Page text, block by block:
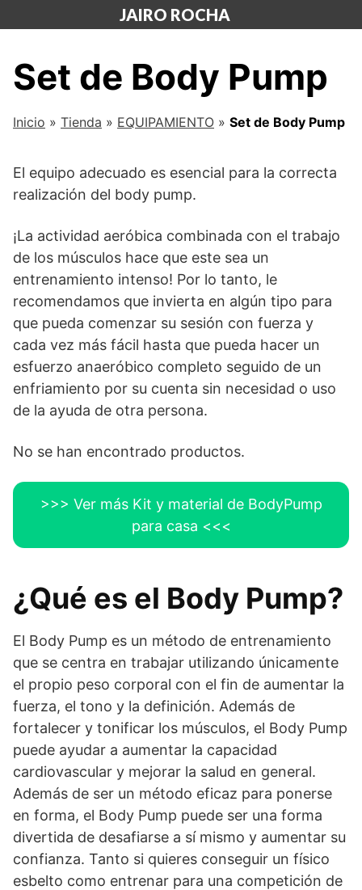
al
JAIRO ROCHA
Set de Body Pump
Inicio » Tienda » EQUIPAMIENTO » Set de Body Pump
El equipo adecuado es esencial para la correcta
realización del body pump.
¡La actividad aeróbica combinada con el trabajo
de los músculos hace que este sea un
entrenamiento intenso! Por lo tanto, le
recomendamos que invierta en algún tipo para
que pueda comenzar su sesión con fuerza y
cada vez más fácil hasta que pueda hacer un
esfuerzo anaeróbico completo seguido de un
enfriamiento por su cuenta sin necesidad o uso
de la ayuda de otra persona.
No se han encontrado productos.
>>> Ver más Kit y material de BodyPump
para casa <<<
¿Qué es el Body Pump?
El Body Pump es un método de entrenamiento
que se centra en trabajar utilizando únicamente
el propio peso corporal con el fin de aumentar la
fuerza, el tono y la definición. Además de
fortalecer y tonificar los músculos, el Body Pump
puede ayudar a aumentar la capacidad
cardiovascular y mejorar la salud en general.
Además de ser un método eficaz para ponerse
en forma, el Body Pump puede ser una forma
divertida de desafiarse a sí mismo y aumentar su
confianza. Tanto si quieres conseguir un físico
esbelto como entrenar para una competición de